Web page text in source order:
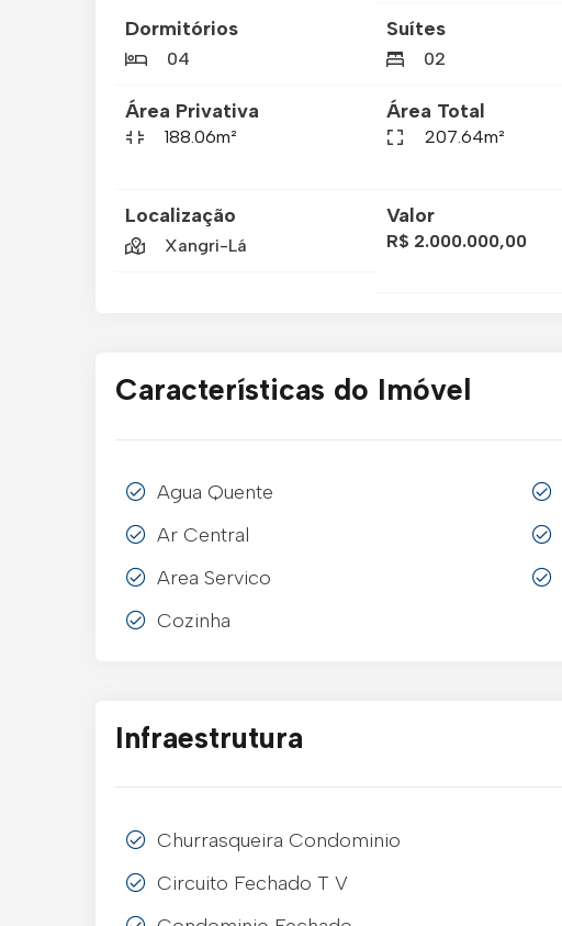
Dormitórios
04
Suítes
02
Área Privativa
188.06m²
Área Total
207.64m²
Localização
Xangri-Lá
Valor
R$ 2.000.000,00
Características do Imóvel
Agua Quente
Ar Central
Area Servico
Cozinha
Infraestrutura
Churrasqueira Condominio
Circuito Fechado T V